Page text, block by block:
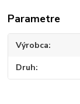
Parametre
Výrobca
Druh